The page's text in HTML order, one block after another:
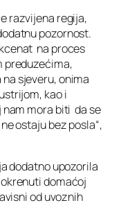
razvijena regija,
pozornost.
na proces
preduzećima,
sjeveru, onima
kao i
mora biti da se
ostaju bez posla“,
dodatno upozorila
domaćoj
od uvoznih